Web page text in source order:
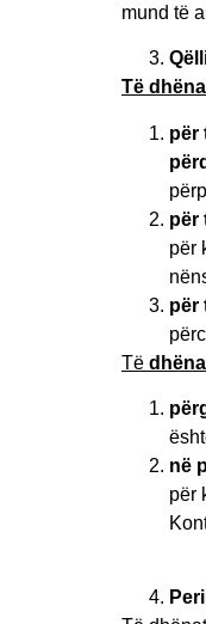
mund të
Të
për
për
për
për
Të
në
për